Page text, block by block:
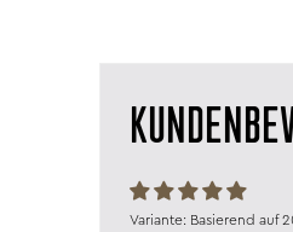
Basierend auf